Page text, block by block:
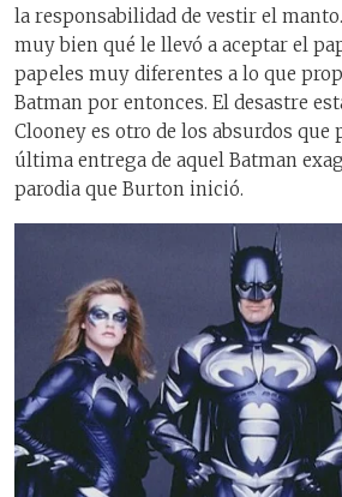
la responsabilidad de vestir el
muy bien qué le llevó a aceptar el
papeles muy diferentes a lo que
Batman por entonces. El desastre
Clooney es otro de los absurdos que
última entrega de aquel Batman
parodia que Burton inició.